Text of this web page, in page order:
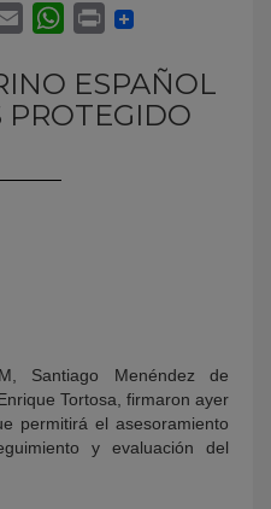
ESPAÑOL
PROTEGIDO
Santiago Menéndez de
Tortosa, firmaron ayer
permitirá el asesoramiento
y evaluación del